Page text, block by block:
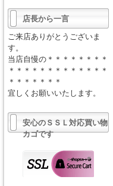
店長から一言
ご来店ありがとうございま
す。
当店自慢の＊＊＊＊＊＊＊＊
＊＊＊＊＊＊＊＊＊＊＊＊＊
＊＊＊＊＊＊＊
宜しくお願いいたします。
安心のＳＳＬ対応買い物
カゴです